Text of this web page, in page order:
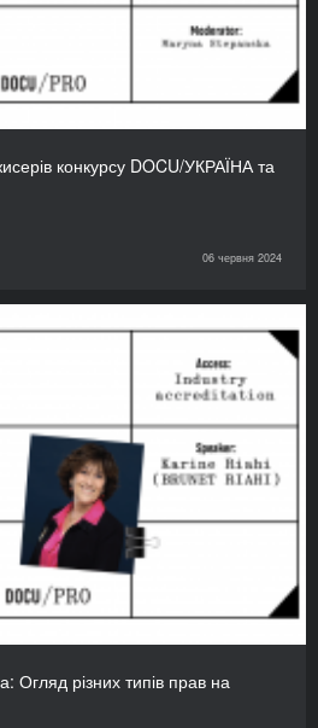
конкурсу DOCU/УКРАЇНА та
06 червня 2024
Огляд різних типів прав на